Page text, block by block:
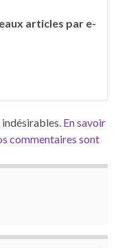
articles par e-
En savoir
commentaires sont